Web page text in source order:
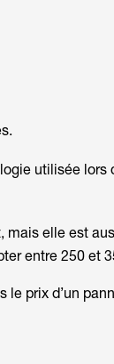
utilisée lors
mais elle est
entre 250 et
prix d’un